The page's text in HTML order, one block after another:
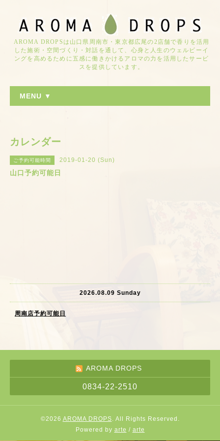
AROMA DROPSは山口県周南市・東京都広尾の2店舗で香りを活用
した施術・空間づくり・対話を通して、心身と人生のウェルビーイ
ングを高めるために五感に働きかけるアロマの力を活用したサービ
スを提供しています。
MENU ▼
カレンダー
ご予約可能時間 2019-01-20 (Sun)
山口予約可能日
2026.08.09 Sunday
周南店予約可能日
AROMA DROPS
0834-22-2510
©2026 AROMA DROPS. All Rights Reserved.
Powered by arte / arte